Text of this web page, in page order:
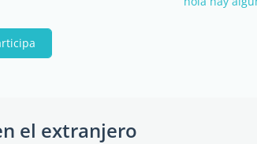
el extranjero